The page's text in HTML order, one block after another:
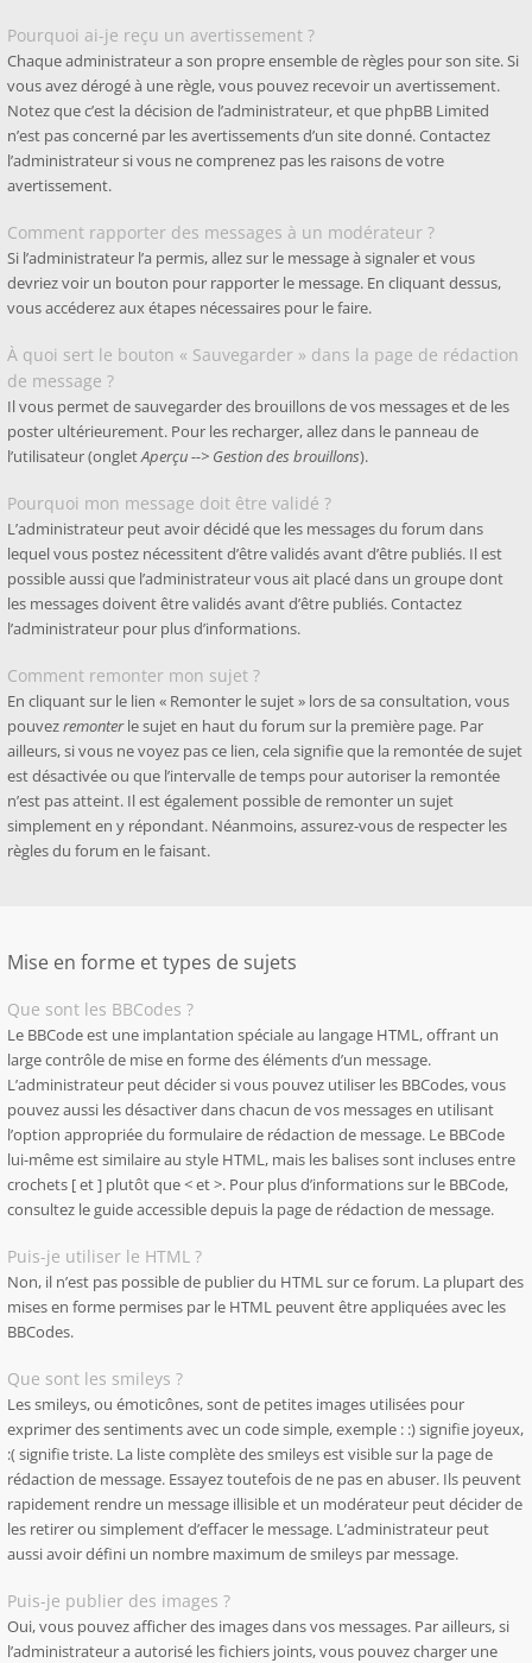
Pourquoi ai-je reçu un avertissement ?
Chaque administrateur a son propre ensemble de règles pour son site. Si
vous avez dérogé à une règle, vous pouvez recevoir un avertissement.
Notez que c’est la décision de l’administrateur, et que phpBB Limited
n’est pas concerné par les avertissements d’un site donné. Contactez
l’administrateur si vous ne comprenez pas les raisons de votre
avertissement.
Comment rapporter des messages à un modérateur ?
Si l’administrateur l’a permis, allez sur le message à signaler et vous
devriez voir un bouton pour rapporter le message. En cliquant dessus,
vous accéderez aux étapes nécessaires pour le faire.
À quoi sert le bouton « Sauvegarder » dans la page de rédaction
de message ?
Il vous permet de sauvegarder des brouillons de vos messages et de les
poster ultérieurement. Pour les recharger, allez dans le panneau de
l’utilisateur (ongletAperçu --> Gestion des brouillons).
Pourquoi mon message doit être validé ?
L’administrateur peut avoir décidé que les messages du forum dans
lequel vous postez nécessitent d’être validés avant d’être publiés. Il est
possible aussi que l’administrateur vous ait placé dans un groupe dont
les messages doivent être validés avant d’être publiés. Contactez
l’administrateur pour plus d’informations.
Comment remonter mon sujet ?
En cliquant sur le lien « Remonter le sujet » lors de sa consultation, vous
pouvezremonterle sujet en haut du forum sur la première page. Par
ailleurs, si vous ne voyez pas ce lien, cela signifie que la remontée de sujet
est désactivée ou que l’intervalle de temps pour autoriser la remontée
n’est pas atteint. Il est également possible de remonter un sujet
simplement en y répondant. Néanmoins, assurez-vous de respecter les
règles du forum en le faisant.
Mise en forme et types de sujets
Que sont les BBCodes ?
Le BBCode est une implantation spéciale au langage HTML, offrant un
large contrôle de mise en forme des éléments d’un message.
L’administrateur peut décider si vous pouvez utiliser les BBCodes, vous
pouvez aussi les désactiver dans chacun de vos messages en utilisant
l’option appropriée du formulaire de rédaction de message. Le BBCode
lui-même est similaire au style HTML, mais les balises sont incluses entre
crochets [ et ] plutôt que < et >. Pour plus d’informations sur le BBCode,
consultez le guide accessible depuis la page de rédaction de message.
Puis-je utiliser le HTML ?
Non, il n’est pas possible de publier du HTML sur ce forum. La plupart des
mises en forme permises par le HTML peuvent être appliquées avec les
BBCodes.
Que sont les smileys ?
Les smileys, ou émoticônes, sont de petites images utilisées pour
exprimer des sentiments avec un code simple, exemple : :) signifie joyeux,
:( signifie triste. La liste complète des smileys est visible sur la page de
rédaction de message. Essayez toutefois de ne pas en abuser. Ils peuvent
rapidement rendre un message illisible et un modérateur peut décider de
les retirer ou simplement d’effacer le message. L’administrateur peut
aussi avoir défini un nombre maximum de smileys par message.
Puis-je publier des images ?
Oui, vous pouvez afficher des images dans vos messages. Par ailleurs, si
l’administrateur a autorisé les fichiers joints, vous pouvez charger une